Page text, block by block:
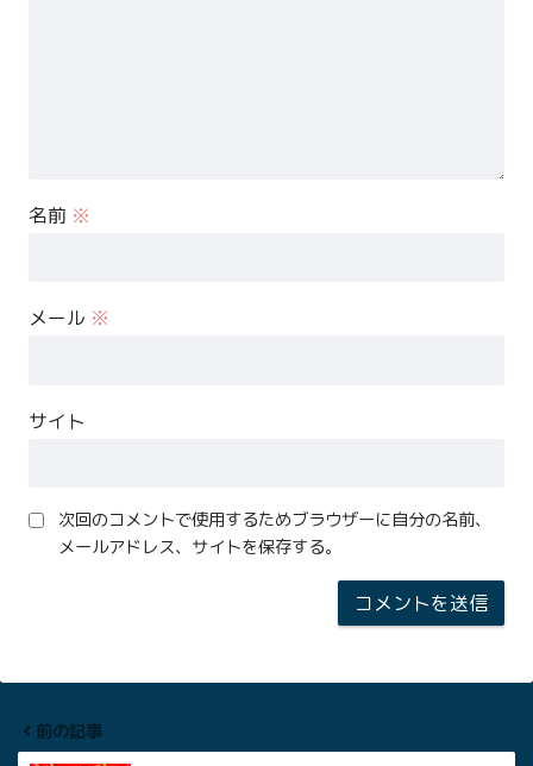
名前 ※
メール ※
サイト
次回のコメントで使用するためブラウザーに自分の名前、
メールアドレス、サイトを保存する。
前の記事